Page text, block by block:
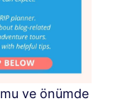
ve önümde